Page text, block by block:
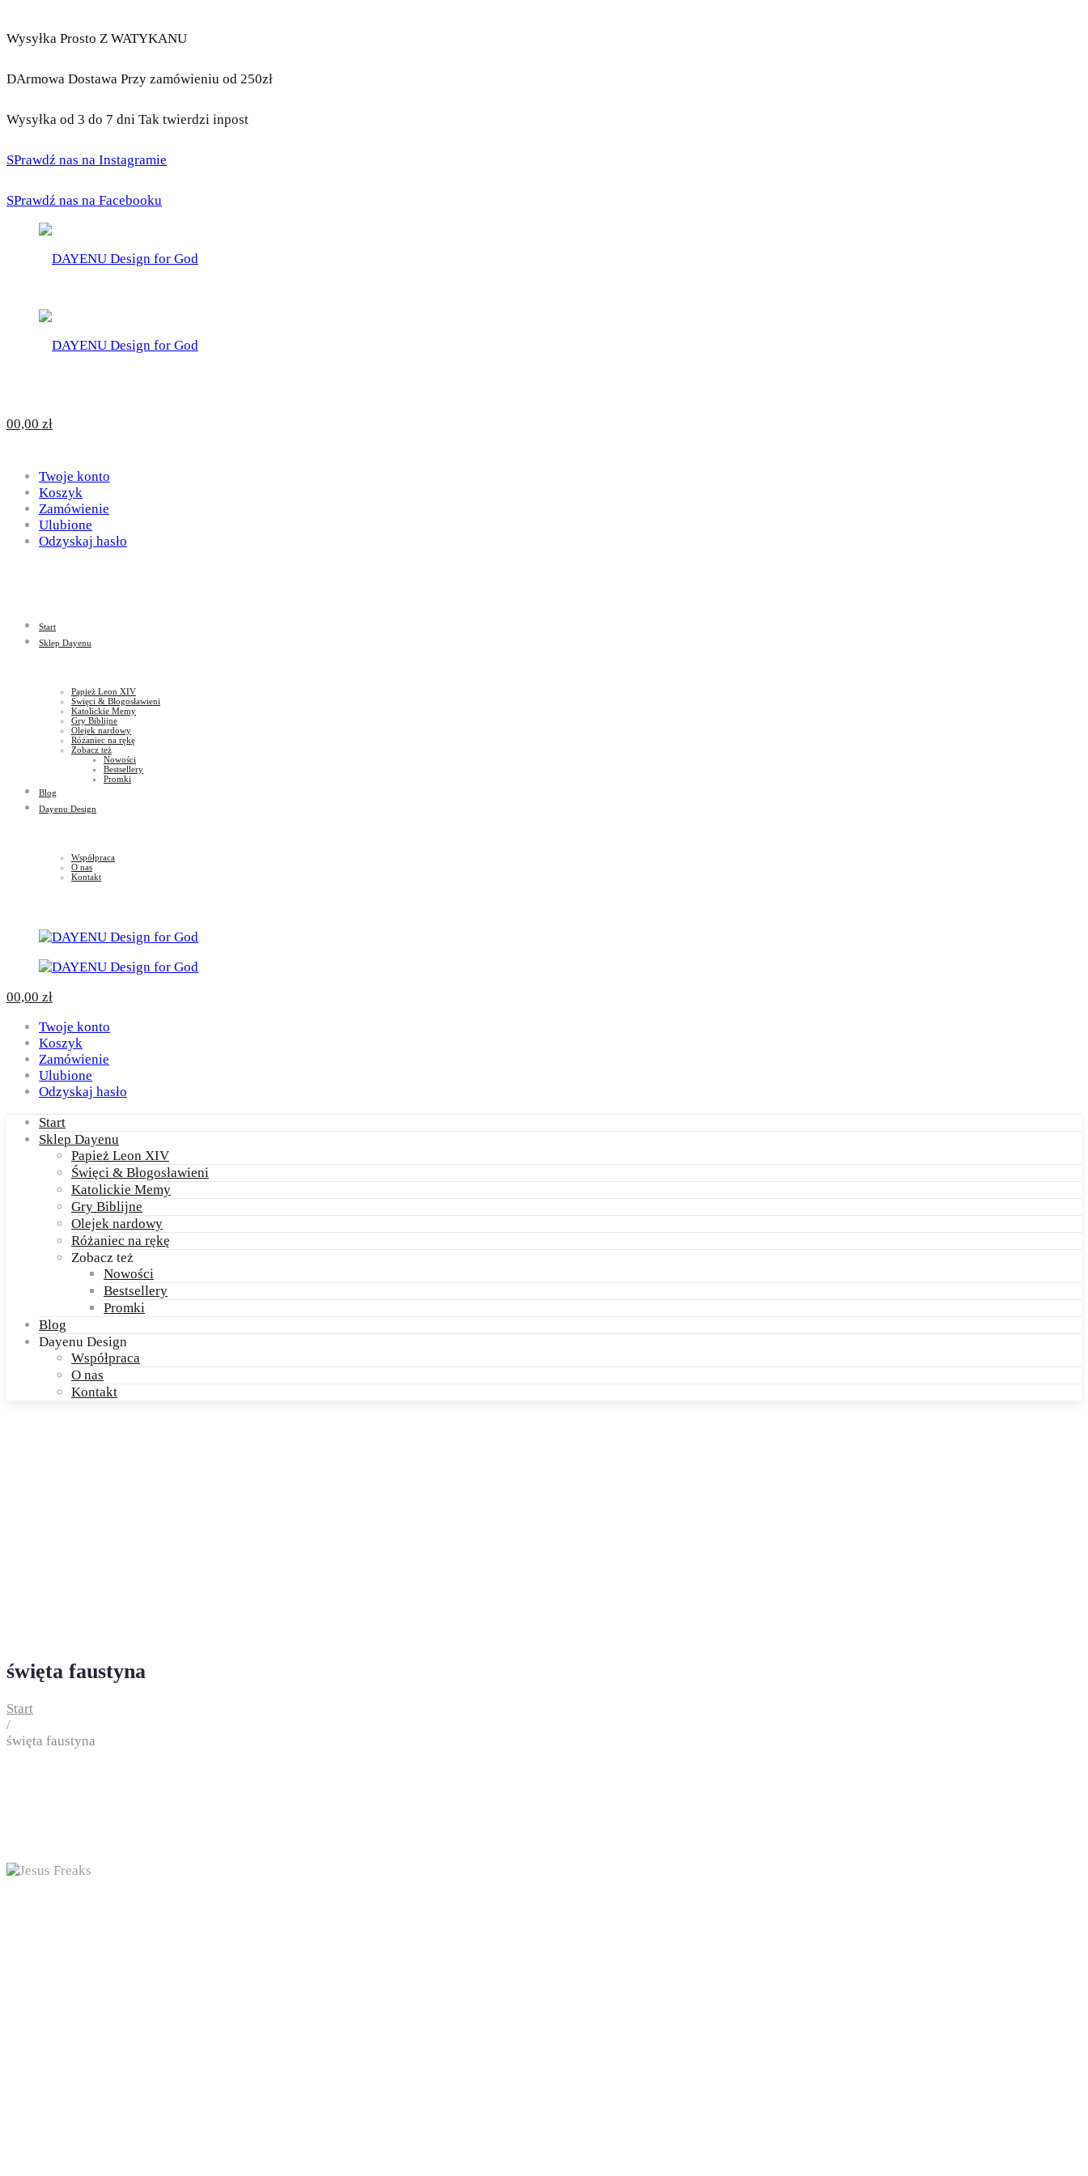
Wysyłka Prosto Z WATYKANU
DArmowa Dostawa Przy zamówieniu od 250zł
Wysyłka od 3 do 7 dni Tak twierdzi inpost
SPrawdź nas na Instagramie
SPrawdź nas na Facebooku
for
God
DAYENU
Design
God
00,00 zł
Twoje konto
Koszyk
Zamówienie
Ulubione
Odzyskaj hasło
Start
Sklep Dayenu
Papież Leon XIV
Święci & Błogosławieni
Katolickie Memy
Gry Biblijne
Olejek nardowy
Różaniec na rękę
Zobacz też
Nowości
Bestsellery
Promki
Blog
Dayenu Design
Współpraca
O nas
Kontakt
00,00 zł
Twoje konto
Koszyk
Zamówienie
Ulubione
Odzyskaj hasło
Start
Sklep Dayenu
Papież Leon XIV
Święci & Błogosławieni
Katolickie Memy
Gry Biblijne
Olejek nardowy
Różaniec na rękę
Zobacz też
Nowości
Bestsellery
Promki
Blog
Dayenu Design
Współpraca
O nas
Kontakt
święta faustyna
Start
/
święta faustyna